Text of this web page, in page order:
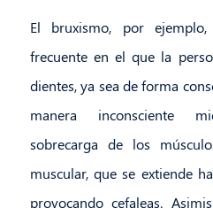
El bruxismo, por
frecuente en el que la
dientes, ya sea de forma
manera inconsciente
sobrecarga de los
muscular, que se extiende
provocando cefaleas.